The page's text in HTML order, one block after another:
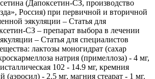
(Дапоксетин-СЗ, производство
Россия) при первичной и вторичной
эякуляции – Статья для
СЗ – препарат выбора в лечении
– Статья для специалистов
лактозы моногидрат (сахар
натрия (примеллоза) - 4 мг,
102 - 14.9 мг, кремния
(аэросил) - 2.5 мг, магния стеарат - 1 мг.